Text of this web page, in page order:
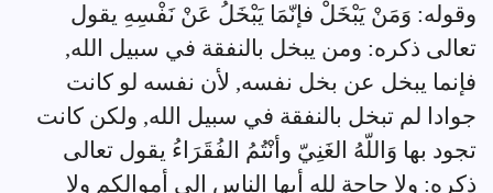
وقوله: وَمَنْ يَبْخَلْ فإنّمَا يَبْخَلُ عَنْ نَفْسِهِ يقول
تعالى ذكره: ومن يبخل بالنفقة في سبيل الله,
فإنما يبخل عن بخل نفسه, لأن نفسه لو كانت
جوادا لم تبخل بالنفقة في سبيل الله, ولكن كانت
تجود بها وَاللّهُ الغَنِيّ وأنْتُمُ الفُقَرَاءُ يقول تعالى
ذكره: ولا حاجة لله أيها الناس إلى أموالكم ولا